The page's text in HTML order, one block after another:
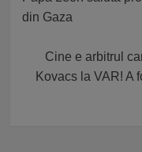
navigation
din Gaza
Cine e arbitrul
Kovacs la VAR! A